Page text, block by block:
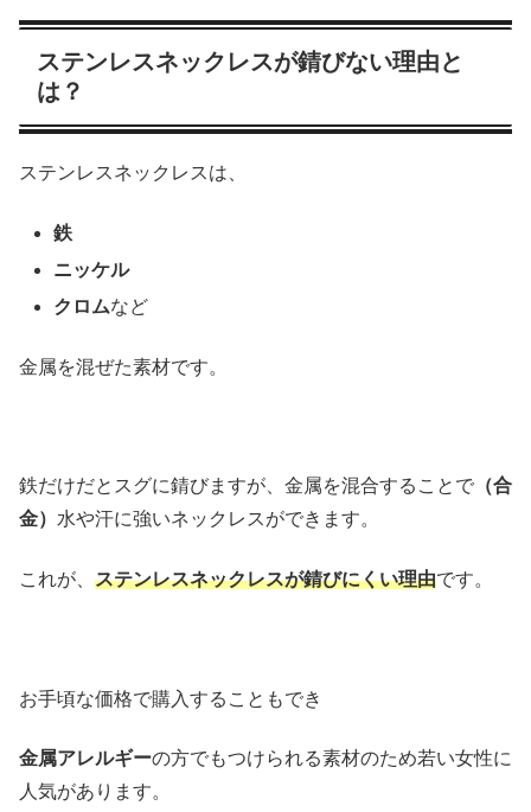
ステンレスネックレスが錆びない理由と
は？
ステンレスネックレスは、
鉄
ニッケル
クロムなど
金属を混ぜた素材です。
鉄だけだとスグに錆びますが、金属を混合することで （合
金） 水や汗に強いネックレスができます。
これが、 ステンレスネックレスが錆びにくい理由です。
お手頃な価格で購入することもでき
金属アレルギーの方でもつけられる素材のため若い女性に
人気があります。